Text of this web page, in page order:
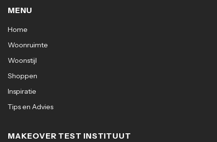
MENU
Home
Woonruimte
Woonstijl
Shoppen
Inspiratie
Tips en Advies
MAKEOVER TEST INSTITUUT